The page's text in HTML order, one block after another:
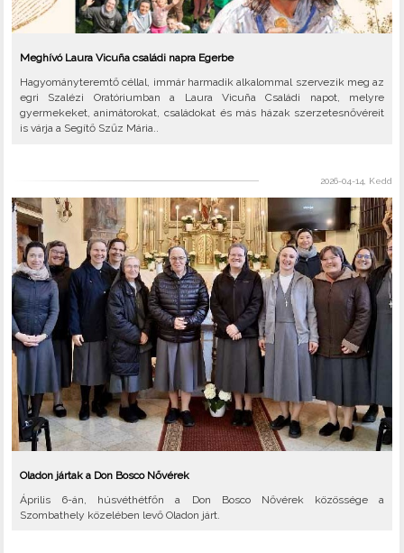
Meghívó Laura Vicuña családi napra Egerbe
Hagyományteremtő céllal, immár harmadik alkalommal szervezik meg az
egri Szalézi Oratóriumban a Laura Vicuña Családi napot, melyre
gyermekeket, animátorokat, családokat és más házak szerzetesnővéreit
is várja a Segítő Szűz Mária..
2026-04-14, Kedd
Oladon jártak a Don Bosco Nővérek
Április 6-án, húsvéthétfőn a Don Bosco Nővérek közössége a
Szombathely közelében levő Oladon járt.